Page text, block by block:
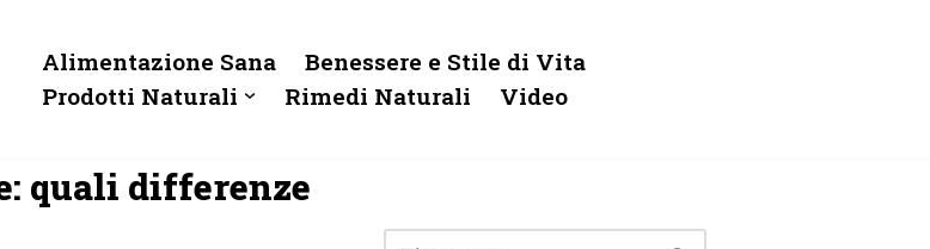
Alimentazione Sana
Benessere e Stile di Vita
Prodotti Naturali
Rimedi Naturali Video
quali differenze